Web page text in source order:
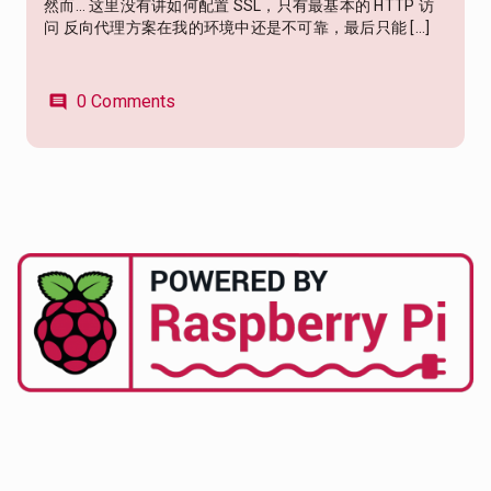
然而… 这里没有讲如何配置 SSL，只有最基本的 HTTP 访
问 反向代理方案在我的环境中还是不可靠，最后只能 […]
comment 0 Comments